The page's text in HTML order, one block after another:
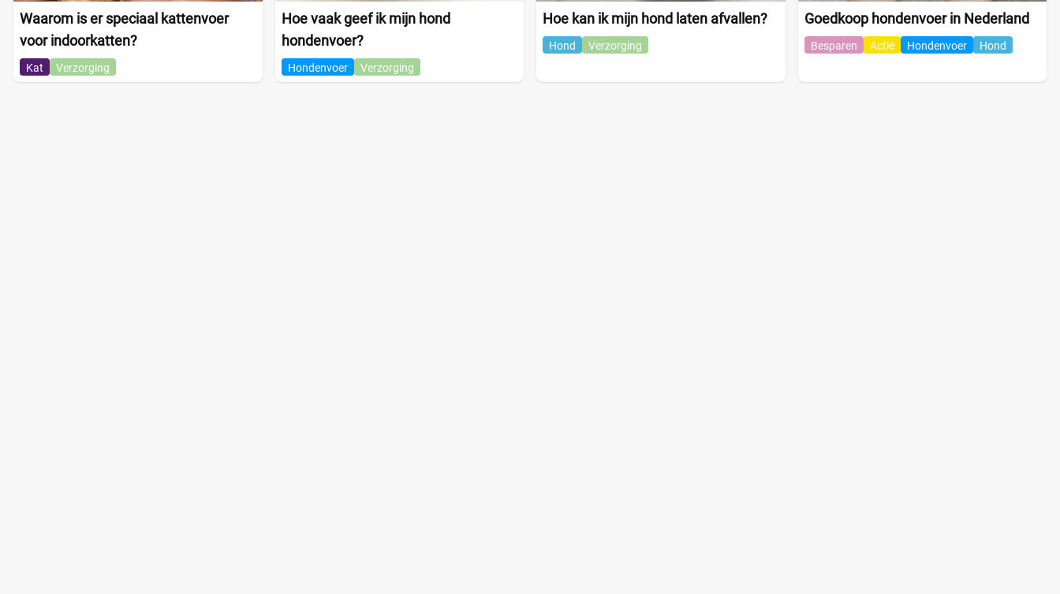
Waarom is er speciaal kattenvoer
voor indoorkatten?
Kat Verzorging
Hoe vaak geef ik mijn hond
hondenvoer?
Hondenvoer Verzorging
Hoe kan ik mijn hond laten afvallen?
Hond Verzorging
Goedkoop hondenvoer in Nederland
Besparen Actie Hondenvoer Hond